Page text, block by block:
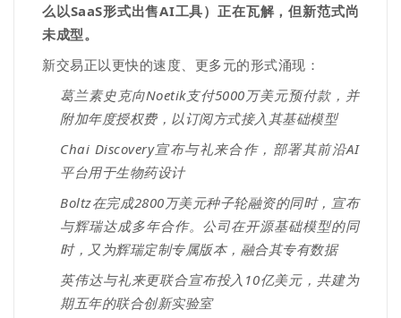
么以SaaS形式出售AI工具）正在瓦解，但新范式尚
未成型。
新交易正以更快的速度、更多元的形式涌现：
葛兰素史克向Noetik支付5000 万美元预付款，并
附加年度授权费，以订阅方式接入其基础模型
Chai Discovery宣布与礼来合作，部署其前沿AI
平台用于生物药设计
Boltz在完成2800 万美元种子轮融资的同时，宣布
与辉瑞达成多年合作。公司在开源基础模型的同
时，又为辉瑞定制专属版本，融合其专有数据
英伟达与礼来更联合宣布投入 10亿美元，共建为
期五年的联合创新实验室